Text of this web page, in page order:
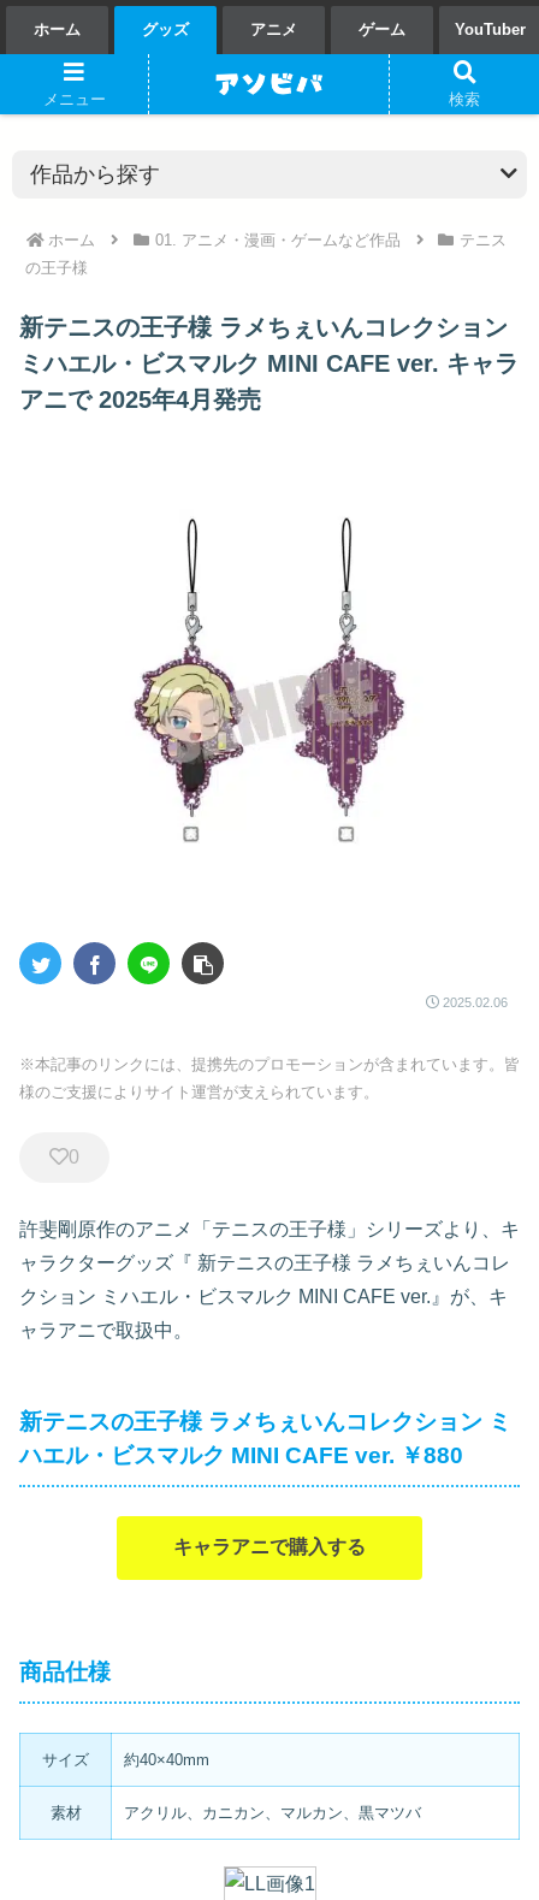
ホーム グッズ アニメ ゲーム YouTuber
ホーム 01. アニメ・漫画・ゲームなど作品
テニス
の王子様
新テニスの王子様 ラメちぇいんコレクション
ミハエル・ビスマルク MINI CAFE ver. キャラ
アニで 2025年4月発売
2025.02.06
※本記事のリンクには、提携先のプロモーションが含まれています。皆
様のご支援によりサイト運営が支えられています。
0
許斐剛原作のアニメ「テニスの王子様」シリーズより、キ
ャラクターグッズ『 新テニスの王子様 ラメちぇいんコレ
クション ミハエル・ビスマルク MINI CAFE ver.』が、キ
ャラアニで取扱中。
新テニスの王子様 ラメちぇいんコレクション ミ
ハエル・ビスマルク MINI CAFE ver. ￥880
キャラアニで購入する
商品仕様
サイズ 約40×40mm
素材 アクリル、カニカン、マルカン、黒マツバ
メニュー 検索